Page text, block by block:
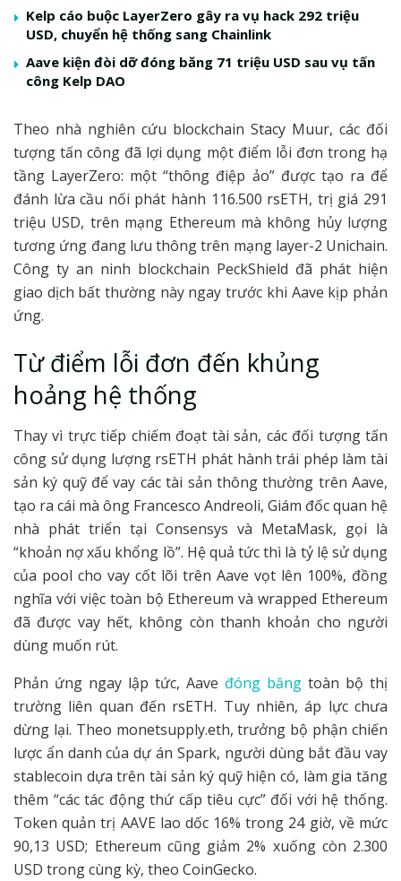
Kelp cáo buộc LayerZero gây ra vụ hack 292 triệu
USD, chuyển hệ thống sang Chainlink
Aave kiện đòi dỡ đóng băng 71 triệu USD sau vụ tấn
công Kelp DAO
Theo nhà nghiên cứu blockchain Stacy Muur, các đối
tượng tấn công đã lợi dụng một điểm lỗi đơn trong hạ
tầng LayerZero: một “thông điệp ảo” được tạo ra để
đánh lừa cầu nối phát hành 116.500 rsETH, trị giá 291
triệu USD, trên mạng Ethereum mà không hủy lượng
tương ứng đang lưu thông trên mạng layer-2 Unichain.
Công ty an ninh blockchain PeckShield đã phát hiện
giao dịch bất thường này ngay trước khi Aave kịp phản
ứng.
Từ điểm lỗi đơn đến khủng
hoảng hệ thống
Thay vì trực tiếp chiếm đoạt tài sản, các đối tượng tấn
công sử dụng lượng rsETH phát hành trái phép làm tài
sản ký quỹ để vay các tài sản thông thường trên Aave,
tạo ra cái mà ông Francesco Andreoli, Giám đốc quan hệ
nhà phát triển tại Consensys và MetaMask, gọi là
“khoản nợ xấu khổng lồ”. Hệ quả tức thì là tỷ lệ sử dụng
của pool cho vay cốt lõi trên Aave vọt lên 100%, đồng
nghĩa với việc toàn bộ Ethereum và wrapped Ethereum
đã được vay hết, không còn thanh khoản cho người
dùng muốn rút.
Phản ứng ngay lập tức, Aave đóng băng toàn bộ thị
trường liên quan đến rsETH. Tuy nhiên, áp lực chưa
dừng lại. Theo monetsupply.eth, trưởng bộ phận chiến
lược ẩn danh của dự án Spark, người dùng bắt đầu vay
stablecoin dựa trên tài sản ký quỹ hiện có, làm gia tăng
thêm “các tác động thứ cấp tiêu cực” đối với hệ thống.
Token quản trị AAVE lao dốc 16% trong 24 giờ, về mức
90,13 USD; Ethereum cũng giảm 2% xuống còn 2.300
USD trong cùng kỳ, theo CoinGecko.